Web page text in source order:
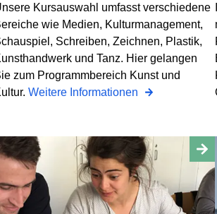
Kursauswahl umfasst verschiedene
wie Medien, Kulturmanagement,
Schreiben, Zeichnen, Plastik,
und Tanz. Hier gelangen
zum Programmbereich Kunst und
Weitere Informationen